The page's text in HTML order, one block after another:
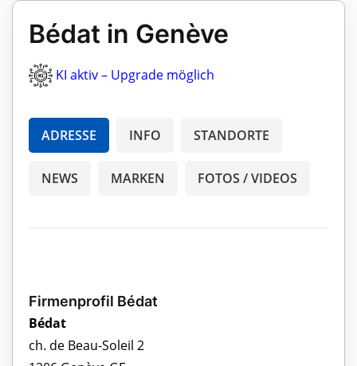
Bédat in Genève
KI aktiv – Upgrade möglich
ADRESSE INFO STANDORTE
NEWS MARKEN FOTOS / VIDEOS
Firmenprofil Bédat
Bédat
ch. de Beau-Soleil 2